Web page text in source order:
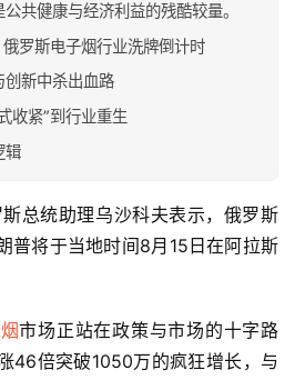
共健康与经济利益的残酷较量。
俄罗斯电子烟行业洗牌倒计时
创新中杀出血路
收紧”到行业重生
辑
总统助理乌沙科夫表示，俄罗斯
普将于当地时间8月15日在阿拉斯
市场正站在政策与市场的十字路
46倍突破1050万的疯狂增长，与